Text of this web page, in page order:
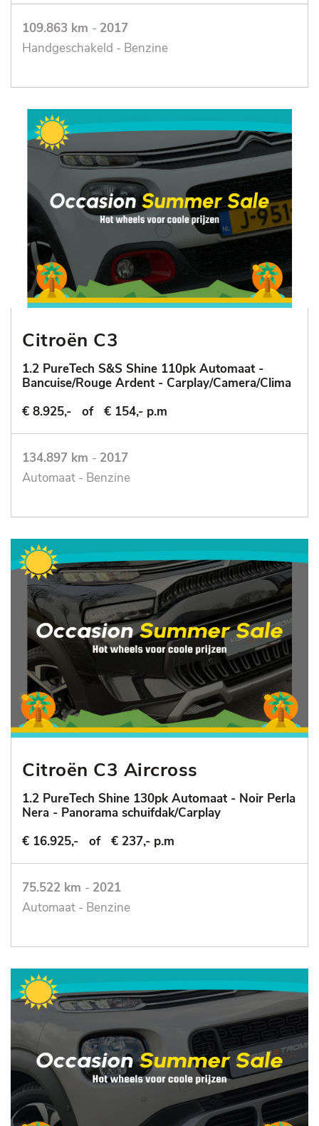
109.863 km - 2017
Handgeschakeld - Benzine
Citroën C3
1.2 PureTech S&S Shine 110pk Automaat -
Bancuise/Rouge Ardent - Carplay/Camera/Clima
€ 8.925,-
of € 154,- p.m
134.897 km - 2017
Automaat - Benzine
Citroën C3 Aircross
1.2 PureTech Shine 130pk Automaat - Noir Perla
Nera - Panorama schuifdak/Carplay
€ 16.925,-
of € 237,- p.m
75.522 km - 2021
Automaat - Benzine